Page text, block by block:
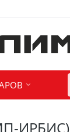
ИРБИС)